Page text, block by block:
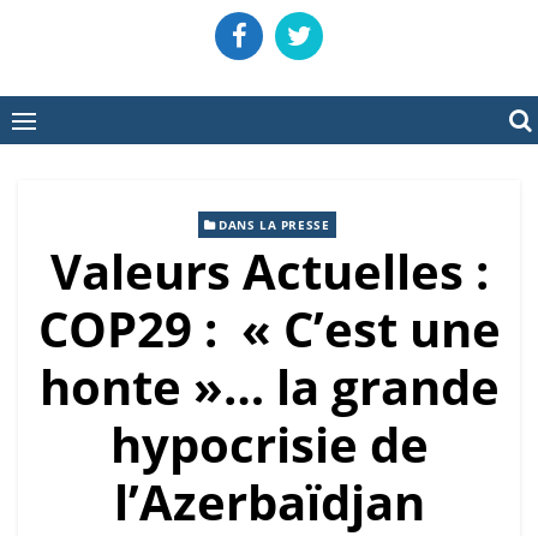
DANS LA PRESSE
Valeurs Actuelles :
COP29 : « C’est une
honte »… la grande
hypocrisie de
l’Azerbaïdjan